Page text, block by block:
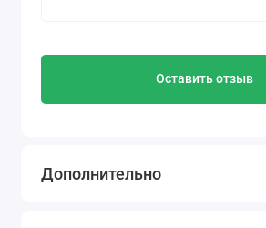
Оставить отзыв
Дополнительно